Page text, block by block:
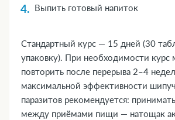
Выпить готовый напиток
Стандартный курс — 15 дней (30
упаковку). При необходимости
повторить после перерыва 2–4
максимальной эффективности
паразитов рекомендуется:
между приёмами пищи — натощак